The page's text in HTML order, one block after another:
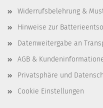
Widerrufsbelehrung &
Hinweise zur
Datenweitergabe an
AGB &
Privatsphäre und
Cookie Einstellungen